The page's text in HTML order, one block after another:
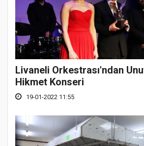
Livaneli Orkestrası'ndan
Hikmet Konseri
19-01-2022 11:55